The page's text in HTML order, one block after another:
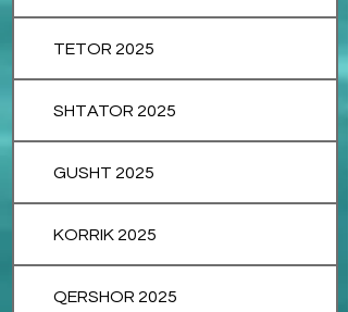
TETOR 2025
SHTATOR 2025
GUSHT 2025
KORRIK 2025
QERSHOR 2025